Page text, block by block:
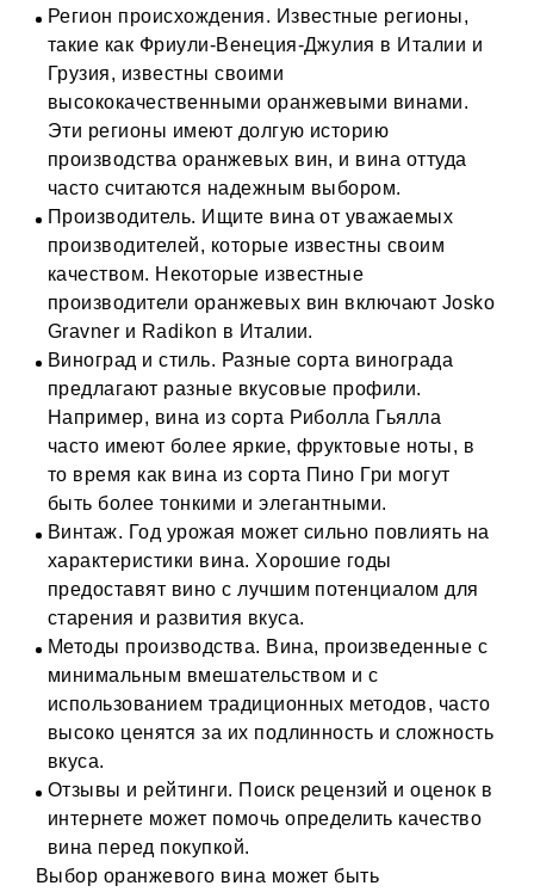
Регион происхождения. Известные регионы,
такие как Фриули-Венеция-Джулия в Италии и
Грузия, известны своими
высококачественными оранжевыми винами.
Эти регионы имеют долгую историю
производства оранжевых вин, и вина оттуда
часто считаются надежным выбором.
Производитель. Ищите вина от уважаемых
производителей, которые известны своим
качеством. Некоторые известные
производители оранжевых вин включают Josko
Gravner и Radikon в Италии.
Виноград и стиль. Разные сорта винограда
предлагают разные вкусовые профили.
Например, вина из сорта Риболла Гьялла
часто имеют более яркие, фруктовые ноты, в
то время как вина из сорта Пино Гри могут
быть более тонкими и элегантными.
Винтаж. Год урожая может сильно повлиять на
характеристики вина. Хорошие годы
предоставят вино с лучшим потенциалом для
старения и развития вкуса.
Методы производства. Вина, произведенные с
минимальным вмешательством и с
использованием традиционных методов, часто
высоко ценятся за их подлинность и сложность
вкуса.
Отзывы и рейтинги. Поиск рецензий и оценок в
интернете может помочь определить качество
вина перед покупкой.
Выбор оранжевого вина может быть